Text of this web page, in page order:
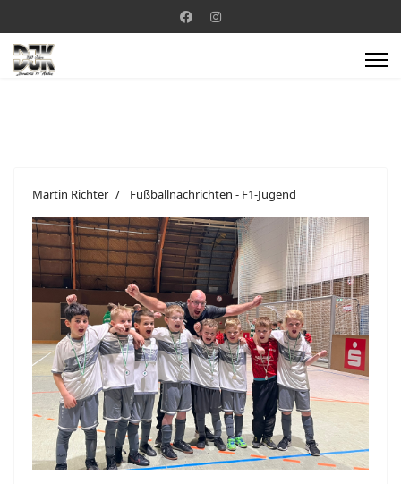
Martin Richter Fußballnachrichten - F1-Jugend